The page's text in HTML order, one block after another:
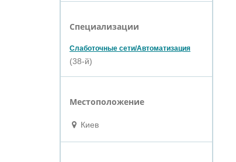
Специализации
Слаботочные сети/Автоматизация
(38-й)
Местоположение
Киев